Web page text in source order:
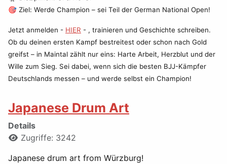
🎯 Ziel: Werde Champion – sei Teil der German National Open!
Jetzt anmelden - HIER - , trainieren und Geschichte schreiben.
Ob du deinen ersten Kampf bestreitest oder schon nach Gold
greifst – in Maintal zählt nur eins: Harte Arbeit, Herzblut und der
Wille zum Sieg. Sei dabei, wenn sich die besten BJJ-Kämpfer
Deutschlands messen – und werde selbst ein Champion!
Japanese Drum Art
Details
Zugriffe: 3242
Japanese drum art from Würzburg!